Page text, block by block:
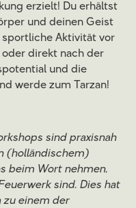
erzielt! Du erhältst
und deinen Geist
Aktivität vor
direkt nach der
und die
werde zum Tarzan!
sind praxisnah
(holländischem)
beim Wort nehmen,
sind. Dies hat
zu einem der